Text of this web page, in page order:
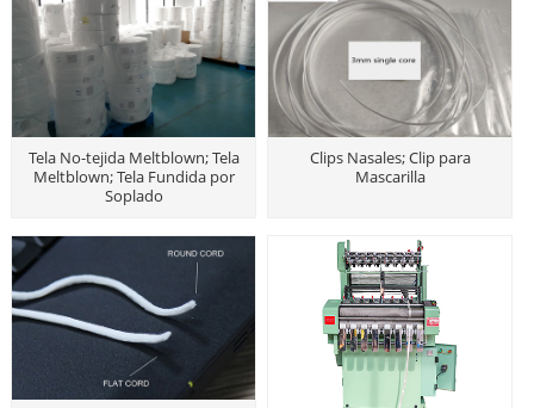
Tela No-tejida Meltblown; Tela
Meltblown; Tela Fundida por
Soplado
Clips Nasales; Clip para
Mascarilla